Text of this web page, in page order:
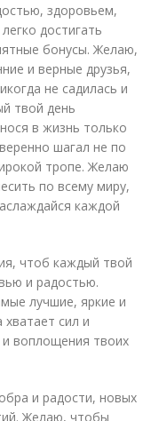
здоровьем,
достигать
бонусы. Желаю,
и верные друзья,
не садилась и
твой день
в жизнь только
шагал не по
тропе. Желаю
по всему миру,
каждой
чтоб каждый твой
и радостью.
лучшие, яркие и
сил и
воплощения твоих
и радости, новых
Желаю, чтобы